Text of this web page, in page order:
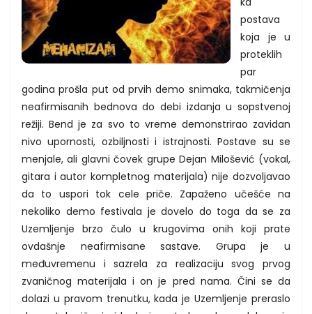
postava
koja je u
proteklih
par
godina prošla put od prvih demo snimaka, takmičenja
neafirmisanih bednova do debi izdanja u sopstvenoj
režiji. Bend je za svo to vreme demonstrirao zavidan
nivo upornosti, ozbiljnosti i istrajnosti. Postave su se
menjale, ali glavni čovek grupe Dejan Milošević (vokal,
gitara i autor kompletnog materijala) nije dozvoljavao
da to uspori tok cele priče. Zapaženo učešće na
nekoliko demo festivala je dovelo do toga da se za
Uzemljenje brzo čulo u krugovima onih koji prate
ovdašnje neafirmisane sastave. Grupa je u
međuvremenu i sazrela za realizaciju svog prvog
zvaničnog materijala i on je pred nama. Čini se da
dolazi u pravom trenutku, kada je Uzemljenje preraslo